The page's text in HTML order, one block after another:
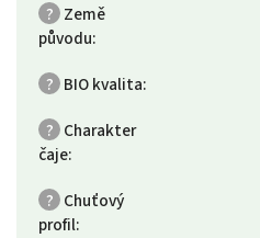
? Země
původu:
? BIO kvalita:
? Charakter
čaje:
? Chuťový
profil: